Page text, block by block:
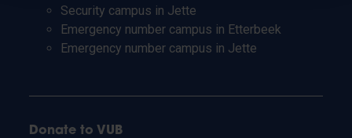
Security campus in Jette
Emergency number campus in Etterbeek
Emergency number campus in Jette
Donate to VUB